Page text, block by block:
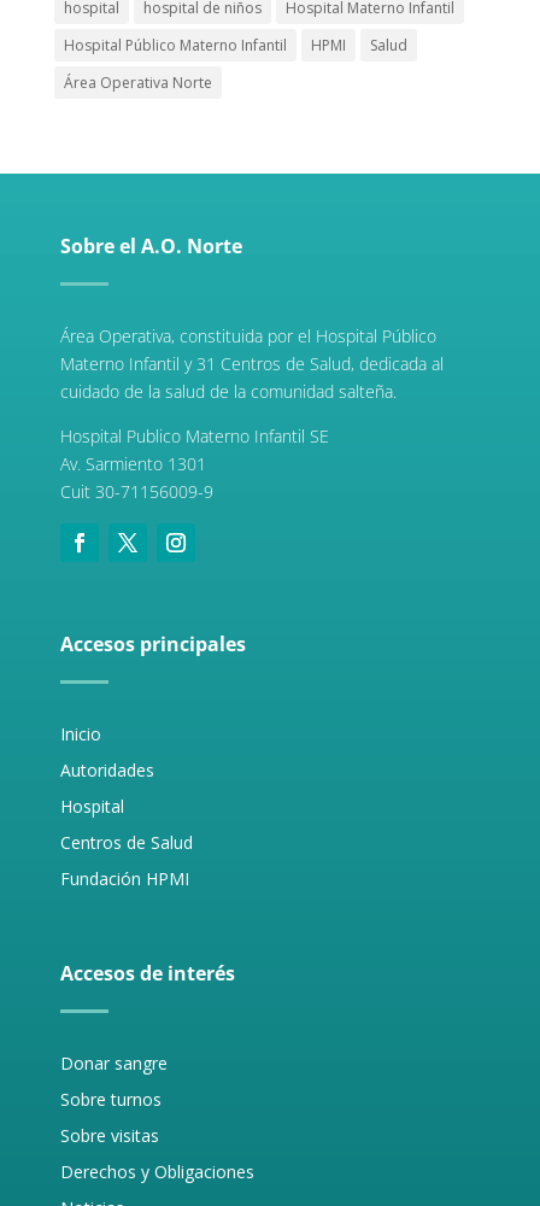
hospital
hospital de niños
Hospital Materno Infantil
Hospital Público Materno Infantil
HPMI
Salud
Área Operativa Norte
Sobre el A.O. Norte
Área Operativa, constituida por el Hospital Público
Materno Infantil y 31 Centros de Salud, dedicada al
cuidado de la salud de la comunidad salteña.
Hospital Publico Materno Infantil SE
Av. Sarmiento 1301
Cuit 30-71156009-9
Accesos principales
Inicio
Autoridades
Hospital
Centros de Salud
Fundación HPMI
Accesos de interés
Donar sangre
Sobre turnos
Sobre visitas
Derechos y Obligaciones